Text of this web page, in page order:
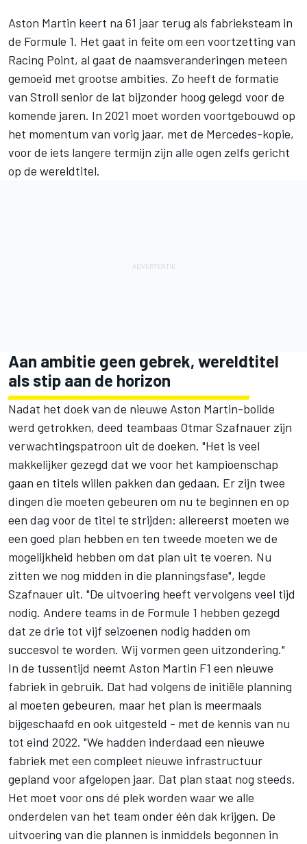
Aston Martin keert na 61 jaar terug als fabrieksteam in
de Formule 1. Het gaat in feite om een voortzetting van
Racing Point, al gaat de naamsveranderingen meteen
gemoeid met grootse ambities. Zo heeft de formatie
van Stroll senior de lat bijzonder hoog gelegd voor de
komende jaren. In 2021 moet worden voortgebouwd op
het momentum van vorig jaar, met de Mercedes-kopie,
voor de iets langere termijn zijn alle ogen zelfs gericht
op de wereldtitel.
Aan ambitie geen gebrek, wereldtitel
als stip aan de horizon
Nadat het doek van de nieuwe Aston Martin-bolide
werd getrokken, deed teambaas Otmar Szafnauer zijn
verwachtingspatroon uit de doeken. "Het is veel
makkelijker gezegd dat we voor het kampioenschap
gaan en titels willen pakken dan gedaan. Er zijn twee
dingen die moeten gebeuren om nu te beginnen en op
een dag voor de titel te strijden: allereerst moeten we
een goed plan hebben en ten tweede moeten we de
mogelijkheid hebben om dat plan uit te voeren. Nu
zitten we nog midden in die planningsfase", legde
Szafnauer uit. "De uitvoering heeft vervolgens veel tijd
nodig. Andere teams in de Formule 1 hebben gezegd
dat ze drie tot vijf seizoenen nodig hadden om
succesvol te worden. Wij vormen geen uitzondering."
In de tussentijd neemt Aston Martin F1 een nieuwe
fabriek in gebruik. Dat had volgens de initiële planning
al moeten gebeuren, maar het plan is meermaals
bijgeschaafd en ook uitgesteld - met de kennis van nu
tot eind 2022. "We hadden inderdaad een nieuwe
fabriek met een compleet nieuwe infrastructuur
gepland voor afgelopen jaar. Dat plan staat nog steeds.
Het moet voor ons dé plek worden waar we alle
onderdelen van het team onder één dak krijgen. De
uitvoering van die plannen is inmiddels begonnen in